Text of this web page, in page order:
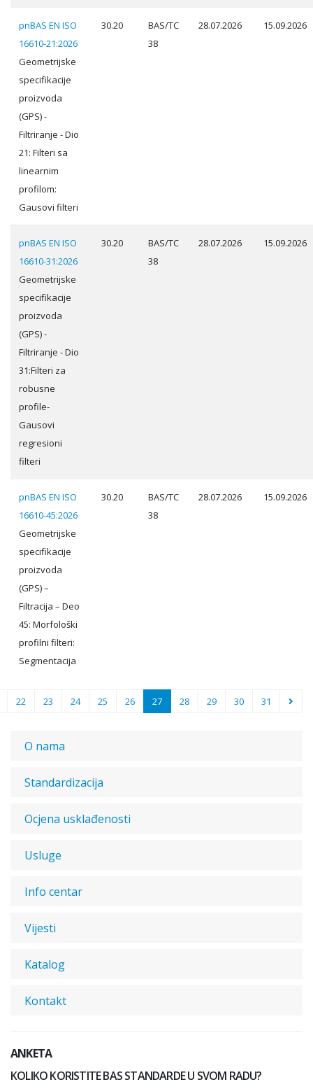
pnBAS EN ISO
16610-21:2026
Geometrijske
specifikacije
proizvoda
(GPS) -
Filtriranje - Dio
21: Filteri sa
linearnim
profilom:
Gausovi filteri
30.20
BAS/TC
38
28.07.2026 15.09.2026
pnBAS EN ISO
16610-31:2026
Geometrijske
specifikacije
proizvoda
(GPS) -
Filtriranje - Dio
31:Filteri za
robusne
profile-
Gausovi
regresioni
filteri
30.20
BAS/TC
38
28.07.2026 15.09.2026
pnBAS EN ISO
16610-45:2026
Geometrijske
specifikacije
proizvoda
(GPS) –
Filtracija – Deo
45: Morfološki
profilni filteri:
Segmentacija
30.20
BAS/TC
38
28.07.2026 15.09.2026
22 23 24 25 26 27 28 29 30 31
O nama
Standardizacija
Ocjena usklađenosti
Usluge
Info centar
Vijesti
Katalog
Kontakt
ANKETA
KOLIKO KORISTITE BAS STANDARDE U SVOM RADU?